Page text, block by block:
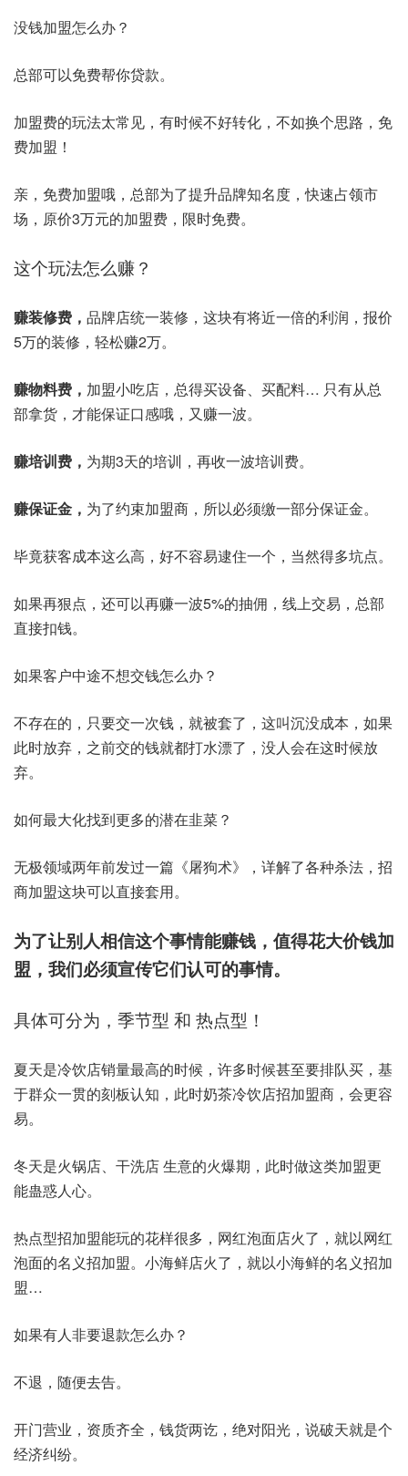
没钱加盟怎么办？
总部可以免费帮你贷款。
加盟费的玩法太常见，有时候不好转化，不如换个思路，免
费加盟！
亲，免费加盟哦，总部为了提升品牌知名度，快速占领市
场，原价3万元的加盟费，限时免费。
这个玩法怎么赚？
赚装修费， 品牌店统一装修，这块有将近一倍的利润，报价
5万的装修，轻松赚2万。
赚物料费， 加盟小吃店，总得买设备、买配料… 只有从总
部拿货，才能保证口感哦，又赚一波。
赚培训费， 为期3天的培训，再收一波培训费。
赚保证金， 为了约束加盟商，所以必须缴一部分保证金。
毕竟获客成本这么高，好不容易逮住一个，当然得多坑点。
如果再狠点，还可以再赚一波5%的抽佣，线上交易，总部
直接扣钱。
如果客户中途不想交钱怎么办？
不存在的，只要交一次钱，就被套了，这叫沉没成本，如果
此时放弃，之前交的钱就都打水漂了，没人会在这时候放
弃。
如何最大化找到更多的潜在韭菜？
无极领域两年前发过一篇《屠狗术》，详解了各种杀法，招
商加盟这块可以直接套用。
为了让别人相信这个事情能赚钱，值得花大价钱加
盟，我们必须宣传它们认可的事情。
具体可分为，季节型 和 热点型！
夏天是冷饮店销量最高的时候，许多时候甚至要排队买，基
于群众一贯的刻板认知，此时奶茶冷饮店招加盟商，会更容
易。
冬天是火锅店、干洗店 生意的火爆期，此时做这类加盟更
能蛊惑人心。
热点型招加盟能玩的花样很多，网红泡面店火了，就以网红
泡面的名义招加盟。小海鲜店火了，就以小海鲜的名义招加
盟…
如果有人非要退款怎么办？
不退，随便去告。
开门营业，资质齐全，钱货两讫，绝对阳光，说破天就是个
经济纠纷。